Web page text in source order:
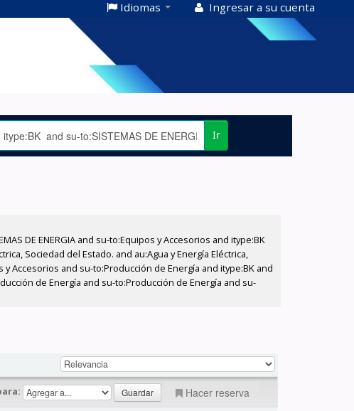
Idiomas Ingresar a su cuenta
Ir
DE ENERGIA and su-to:Equipos y Accesorios and itype:BK
Sociedad del Estado. and au:Agua y Energía Eléctrica,
Accesorios and su-to:Producción de Energía and itype:BK and
de Energía and su-to:Producción de Energía and su-
Hacer reserva